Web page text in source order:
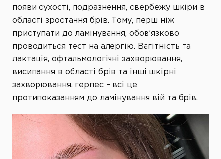
появи сухості, подразнення, свербежу шкіри в
області зростання брів. Тому, перш ніж
приступати до ламінування, обов’язково
проводиться тест на алергію. Вагітність та
лактація, офтальмологічні захворювання,
висипання в області брів та інші шкірні
захворювання, герпес – всі це
протипоказанням до ламінування вій та брів.